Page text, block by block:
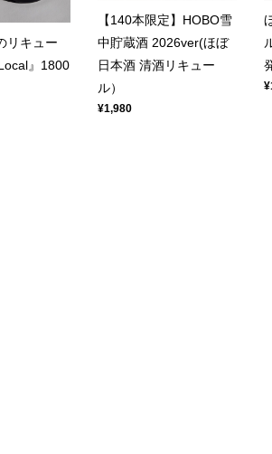
リキュー
』1800
【140本限定】HOBO雪
中貯蔵酒 2026ver(ほぼ
日本酒 清酒リキュー
ル）
¥1,980